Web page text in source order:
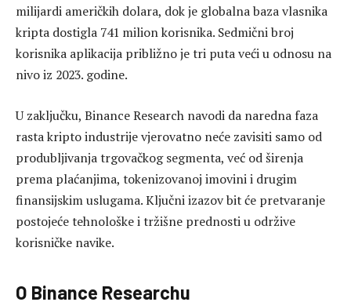
milijardi američkih dolara, dok je globalna baza vlasnika
kripta dostigla 741 milion korisnika. Sedmični broj
korisnika aplikacija približno je tri puta veći u odnosu na
nivo iz 2023. godine.
U zaključku, Binance Research navodi da naredna faza
rasta kripto industrije vjerovatno neće zavisiti samo od
produbljivanja trgovačkog segmenta, već od širenja
prema plaćanjima, tokenizovanoj imovini i drugim
finansijskim uslugama. Ključni izazov bit će pretvaranje
postojeće tehnološke i tržišne prednosti u održive
korisničke navike.
O Binance Researchu